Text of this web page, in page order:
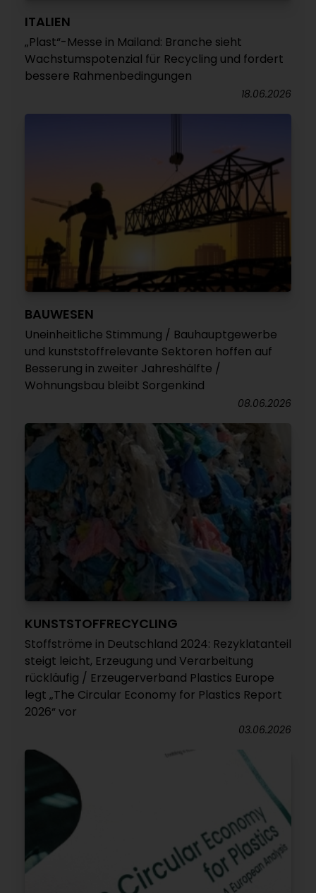
ITALIEN
„Plast“-Messe in Mailand: Branche sieht
Wachstumspotenzial für Recycling und fordert
bessere Rahmenbedingungen
18.06.2026
BAUWESEN
Uneinheitliche Stimmung / Bauhauptgewerbe
und kunststoffrelevante Sektoren hoffen auf
Besserung in zweiter Jahreshälfte /
Wohnungsbau bleibt Sorgenkind
08.06.2026
KUNSTSTOFFRECYCLING
Stoffströme in Deutschland 2024: Rezyklatanteil
steigt leicht, Erzeugung und Verarbeitung
rückläufig / Erzeugerverband Plastics Europe
legt „The Circular Economy for Plastics Report
2026“ vor
03.06.2026